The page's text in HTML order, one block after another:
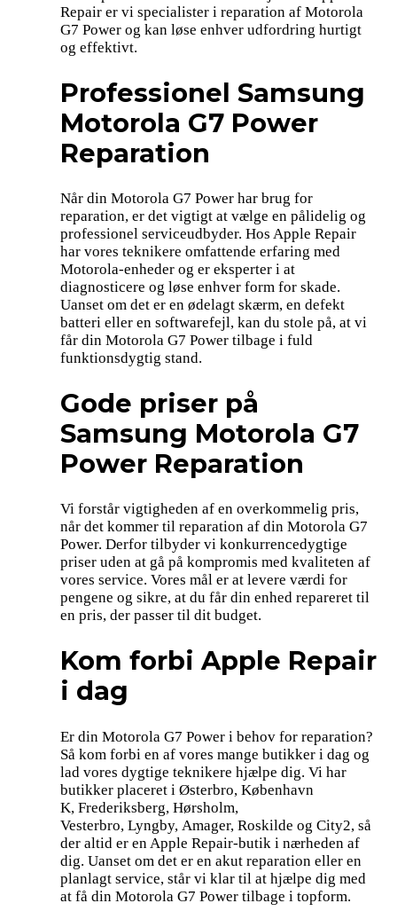
Repair er vi specialister i reparation af Motorola
G7 Power og kan løse enhver udfordring hurtigt
og effektivt.
Professionel Samsung
Motorola G7 Power
Reparation
Når din Motorola G7 Power har brug for
reparation, er det vigtigt at vælge en pålidelig og
professionel serviceudbyder. Hos Apple Repair
har vores teknikere omfattende erfaring med
Motorola-enheder og er eksperter i at
diagnosticere og løse enhver form for skade.
Uanset om det er en ødelagt skærm, en defekt
batteri eller en softwarefejl, kan du stole på, at vi
får din Motorola G7 Power tilbage i fuld
funktionsdygtig stand.
Gode priser på
Samsung Motorola G7
Power Reparation
Vi forstår vigtigheden af en overkommelig pris,
når det kommer til reparation af din Motorola G7
Power. Derfor tilbyder vi konkurrencedygtige
priser uden at gå på kompromis med kvaliteten af
vores service. Vores mål er at levere værdi for
pengene og sikre, at du får din enhed repareret til
en pris, der passer til dit budget.
Kom forbi Apple Repair
i dag
Er din Motorola G7 Power i behov for reparation?
Så kom forbi en af vores mange butikker i dag og
lad vores dygtige teknikere hjælpe dig. Vi har
butikker placeret i Østerbro, København
K, Frederiksberg, Hørsholm,
Vesterbro, Lyngby, Amager, Roskilde og City2, så
der altid er en Apple Repair-butik i nærheden af
dig. Uanset om det er en akut reparation eller en
planlagt service, står vi klar til at hjælpe dig med
at få din Motorola G7 Power tilbage i topform.